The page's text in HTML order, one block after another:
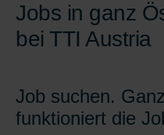
Jobs in ganz
bei TTI Austria
Job suchen.
funktioniert die